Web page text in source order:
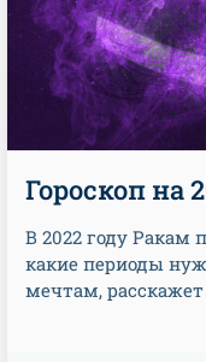
Гороскоп на
В 2022 году Ракам
какие периоды
мечтам, расскажет